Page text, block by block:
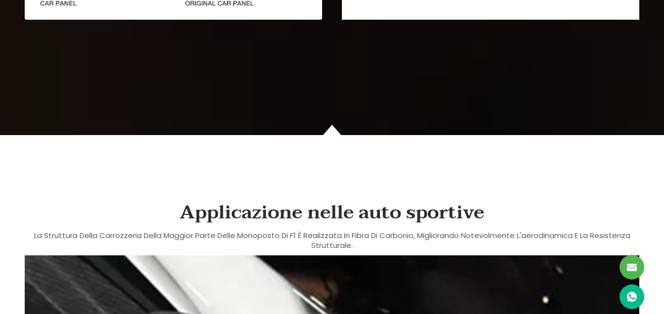
Applicazione nelle auto sportive
La Struttura Della Carrozzeria Della Maggior Parte Delle Monoposto Di F1 È Realizzata In Fibra Di Carbonio, Migliorando Notevolmente L'aerodinamica E La Resistenza
Strutturale.